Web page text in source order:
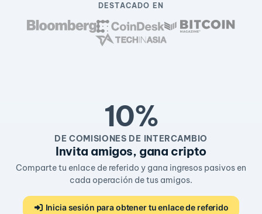
DESTACADO EN
10%
DE COMISIONES DE INTERCAMBIO
Invita amigos, gana cripto
Comparte tu enlace de referido y gana ingresos pasivos en
cada operación de tus amigos.
Inicia sesión para obtener tu enlace de referido